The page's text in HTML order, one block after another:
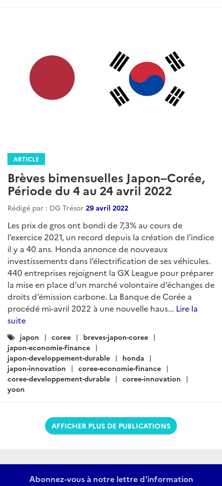
ARTICLE
Brèves bimensuelles Japon–Corée,
Période du 4 au 24 avril 2022
Rédigé par : DG Trésor 29 avril 2022
Les prix de gros ont bondi de 7,3% au cours de
l’exercice 2021, un record depuis la création de l’indice
il y a 40 ans. Honda annonce de nouveaux
investissements dans l’électrification de ses véhicules.
440 entreprises rejoignent la GX League pour préparer
la mise en place d’un marché volontaire d’échanges de
droits d’émission carbone. La Banque de Corée a
procédé mi-avril 2022 à une nouvelle haus... Lire la
suite
Catégories
:
japon coree
breves-japon-coree
japon-economie-finance
japon-developpement-durable
honda
japon-innovation
coree-economie-finance
coree-developpement-durable
coree-innovation
yoon
AFFICHER PLUS DE PUBLICATIONS
Abonnez-vous à notre lettre d'information